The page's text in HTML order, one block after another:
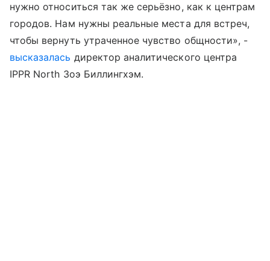
нужно относиться так же серьёзно, как к центрам
городов. Нам нужны реальные места для встреч,
чтобы вернуть утраченное чувство общности», -
высказалась директор аналитического центра
IPPR North Зоэ Биллингхэм.